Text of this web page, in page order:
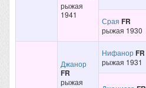
рыжая
1941
Срая FR
рыжая 1930
Джанор
FR
рыжая
НифанорFR
рыжая 1931